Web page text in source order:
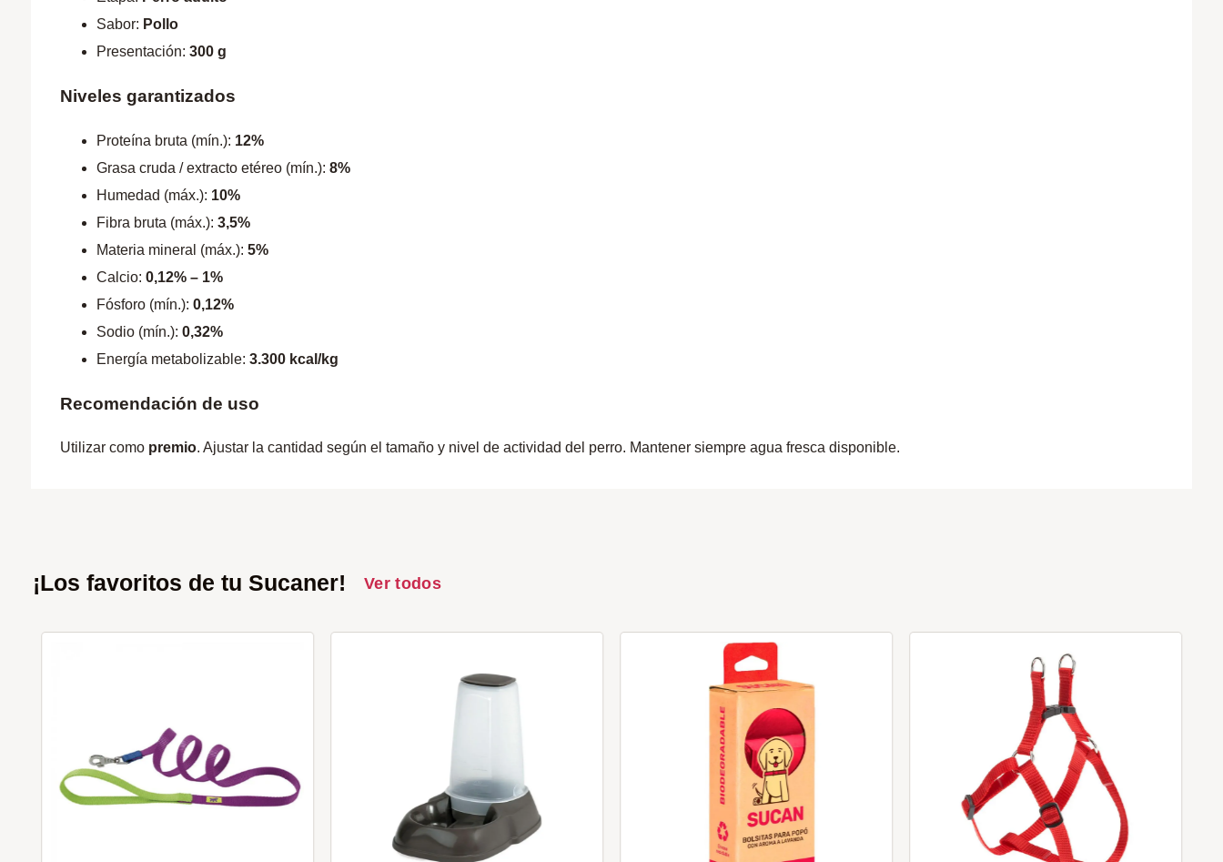
Sabor: Pollo
Presentación:300 g
Niveles garantizados
Proteína bruta (mín.): 12%
Grasa cruda / extracto etéreo (mín.):8%
Humedad (máx.): 10%
Fibra bruta (máx.):3,5%
Materia mineral (máx.):5%
Calcio:0,12% – 1%
Fósforo (mín.):0,12%
Sodio (mín.):0,32%
Energía metabolizable:3.300 kcal/kg
Recomendación de uso
Utilizar como premio. Ajustar la cantidad según el tamaño y nivel de actividad del perro. Mantener siempre agua fresca disponible.
¡Los favoritos de tu Sucaner! Ver todos